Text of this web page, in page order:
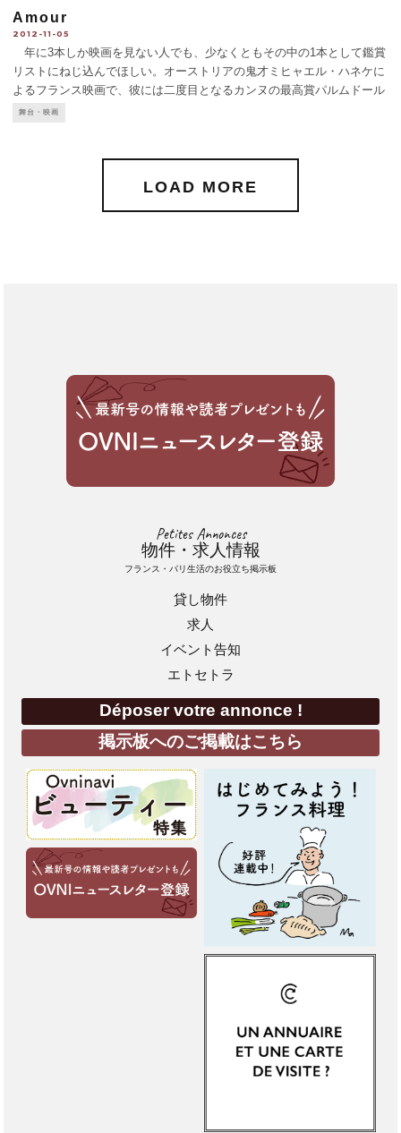
Amour
2012-11-05
年に3本しか映画を見ない人でも、少なくともその中の1本として鑑賞
リストにねじ込んでほしい。オーストリアの鬼才ミヒャエル・ハネケに
よるフランス映画で、彼には二度目となるカンヌの最高賞パルムドール
受賞作品だ。 「認知症を患う妻と介護をする夫」という高齢者カップ
舞台・映画
LOAD MORE
Petites Annonces
物件・求人情報
フランス・パリ生活のお役立ち掲示板
貸し物件
求人
イベント告知
エトセトラ
Déposer votre annonce !
掲示板へのご掲載はこちら